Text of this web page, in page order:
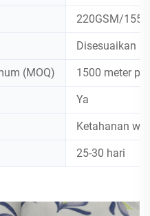
220GSM/
Disesuaikan
(MOQ) 1500 meter
Ya
Ketahanan
25-30 hari